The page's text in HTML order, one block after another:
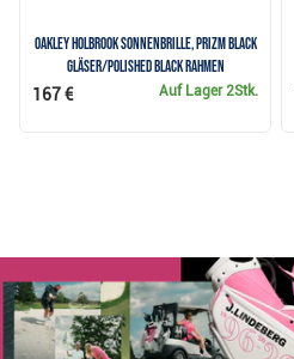
Oakley Holbrook Sonnenbrille, PRIZM Black
Gläser/Polished Black Rahmen
Auf Lager2Stk.
167 €